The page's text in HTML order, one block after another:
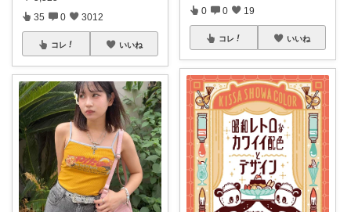
35 0 3012
コレ いいね
0 0 19
コレ いいね